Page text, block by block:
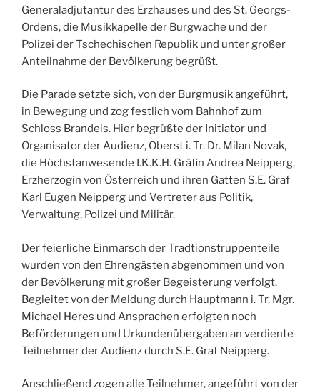
Generaladjutantur des Erzhauses und des St. Georgs-
Ordens, die Musikkapelle der Burgwache und der
Polizei der Tschechischen Republik und unter großer
Anteilnahme der Bevölkerung begrüßt.
Die Parade setzte sich, von der Burgmusik angeführt,
in Bewegung und zog festlich vom Bahnhof zum
Schloss Brandeis. Hier begrüßte der Initiator und
Organisator der Audienz, Oberst i. Tr. Dr. Milan Novak,
die Höchstanwesende I.K.K.H. Gräfin Andrea Neipperg,
Erzherzogin von Österreich und ihren Gatten S.E. Graf
Karl Eugen Neipperg und Vertreter aus Politik,
Verwaltung, Polizei und Militär.
Der feierliche Einmarsch der Tradtionstruppenteile
wurden von den Ehrengästen abgenommen und von
der Bevölkerung mit großer Begeisterung verfolgt.
Begleitet von der Meldung durch Hauptmann i. Tr. Mgr.
Michael Heres und Ansprachen erfolgten noch
Beförderungen und Urkundenübergaben an verdiente
Teilnehmer der Audienz durch S.E. Graf Neipperg.
Anschließend zogen alle Teilnehmer, angeführt von der